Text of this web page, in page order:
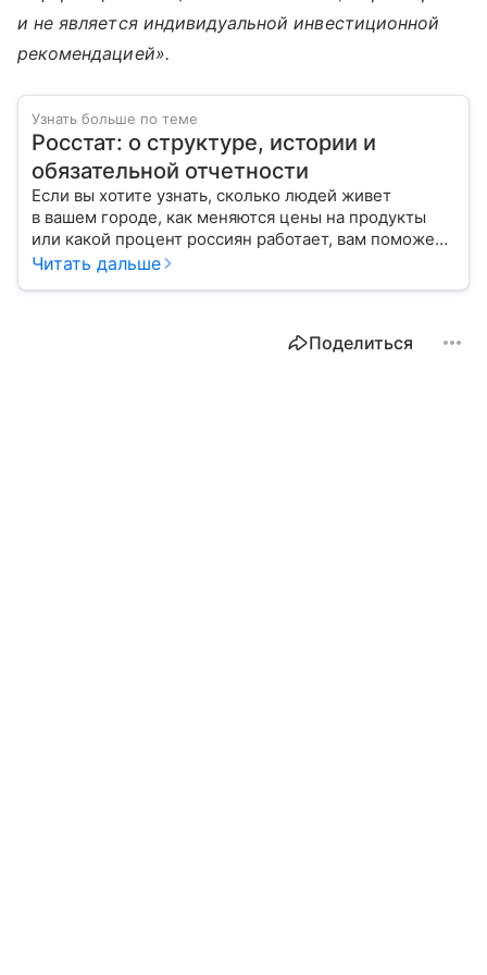
и не является индивидуальной инвестиционной
рекомендацией».
Узнать больше по теме
Росстат: о структуре, истории и
обязательной отчетности
Если вы хотите узнать, сколько людей живет
в вашем городе, как меняются цены на продукты
или какой процент россиян работает, вам поможет
Росстат. Расскажем, как взаимодействовать с этим
Читать дальше
Поделиться